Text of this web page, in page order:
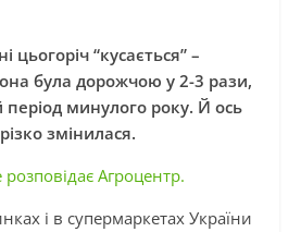
цьогоріч “кусається” –
була дорожчою у 2-3 рази,
період минулого року. Й ось
змінилася.
розповідає Агроцентр.
і в супермаркетах України